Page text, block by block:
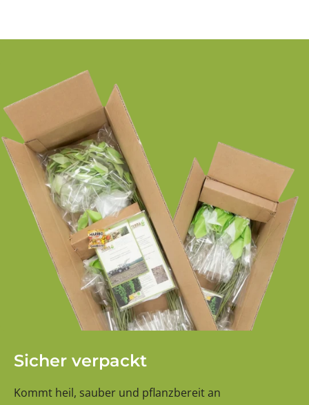
Sicher verpackt
Kommt heil, sauber und pflanzbereit an